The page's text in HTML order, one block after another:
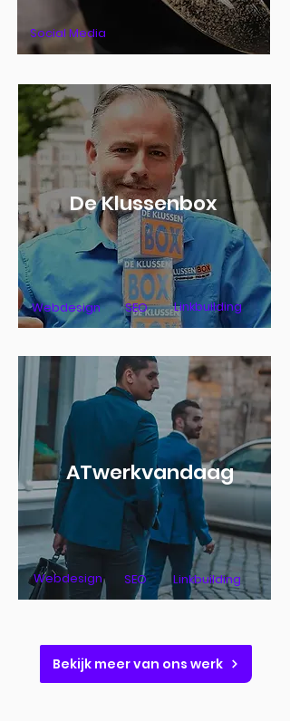
Social Media
De Klussenbox
SEO Linkbuilding
Webdesign
SEO Linkbuilding
ATwerkvandaag
Webdesign
Bekijk meer van ons werk